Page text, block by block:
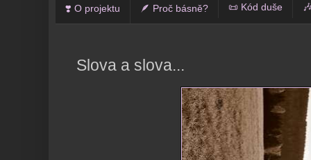
❣️ O projektu 🪶 Proč básně? 📜 Kód duše
Slova a slova...